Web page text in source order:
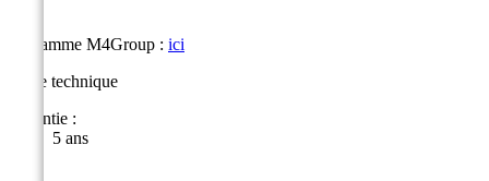
La gamme M4Group : ici
Fiche technique
Garantie :
5 ans